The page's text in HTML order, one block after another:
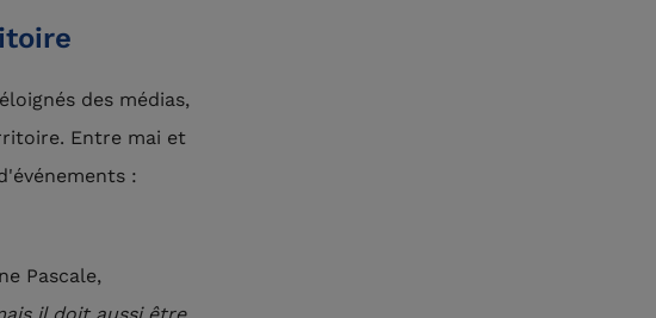
des médias,
Entre mai et
:
Pascale,